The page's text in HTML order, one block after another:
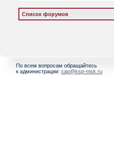
Список форумов
По всем вопросам обращайтесь
к администрации: cap@ksp-msk.ru